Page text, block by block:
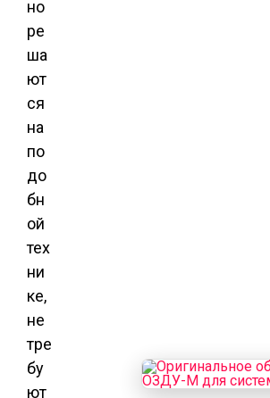
но
ре
ша
ют
ся
на
по
до
бн
ой
тех
ни
ке,
не
тре
бу
ют